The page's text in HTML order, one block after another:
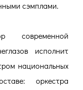
сэмплами.
современной
исполнит
национальных
оркестра